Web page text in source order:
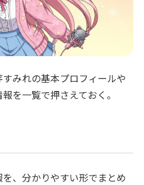
みれの基本プロフィールや
を一覧で押さえておく。
、分かりやすい形でまとめ